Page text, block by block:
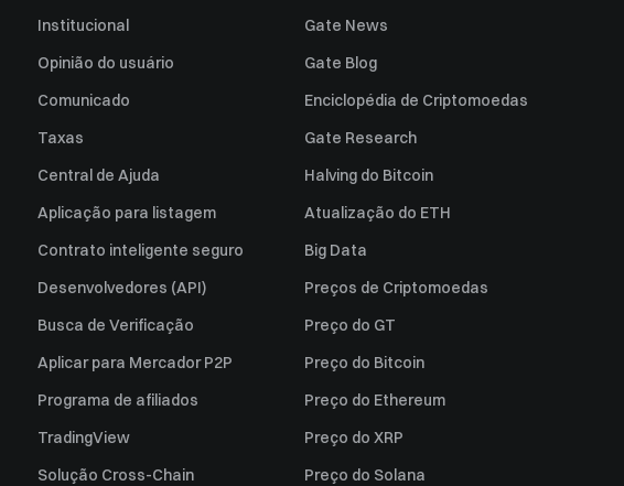
Institucional
Opinião do usuário
Comunicado
Taxas
Central de Ajuda
Aplicação para listagem
Contrato inteligente seguro
Desenvolvedores (API)
Busca de Verificação
Aplicar para Mercador P2P
Programa de afiliados
TradingView
Solução Cross-Chain
Gate News
Gate Blog
Enciclopédia de Criptomoedas
Gate Research
Halving do Bitcoin
Atualização do ETH
Big Data
Preços de Criptomoedas
Preço do GT
Preço do Bitcoin
Preço do Ethereum
Preço do XRP
Preço do Solana